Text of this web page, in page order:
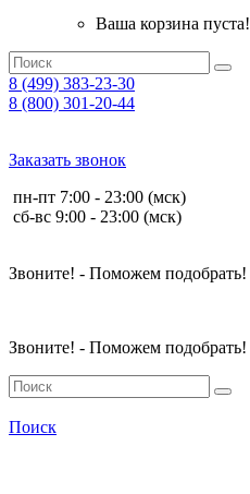
Ваша корзина пуста!
8 (499) 383-23-30
8 (800) 301-20-44
Заказать звонок
пн-пт 7:00 - 23:00 (мск)
сб-вс 9:00 - 23:00 (мск)
Звоните! - Поможем подобрать!
Звоните! - Поможем подобрать!
Поиск